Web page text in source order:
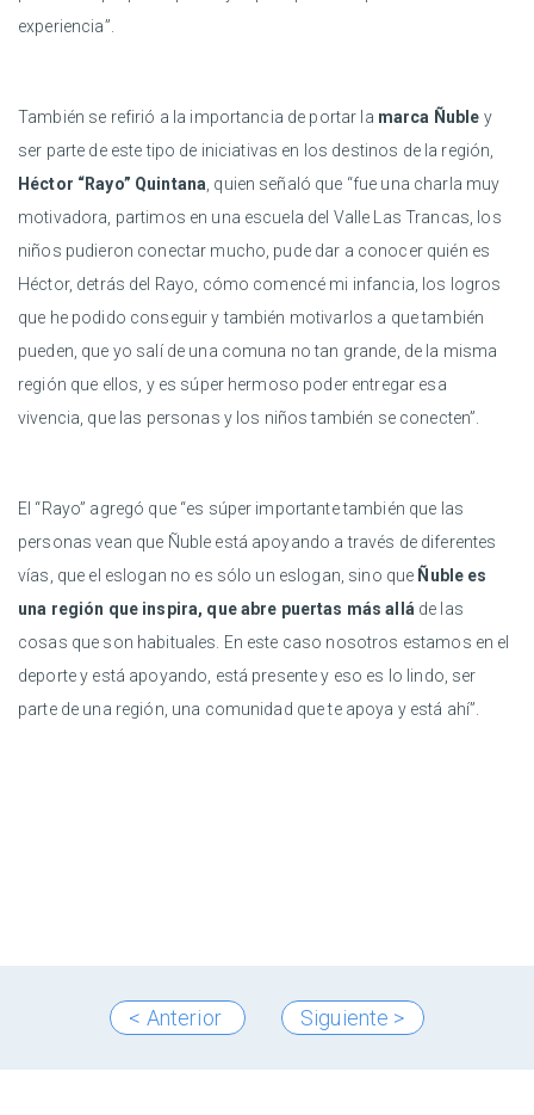
experiencia”.
También se refirió a la importancia de portar la marca Ñuble y
ser parte de este tipo de iniciativas en los destinos de la región,
Héctor “Rayo” Quintana , quien señaló que “fue una charla muy
motivadora, partimos en una escuela del Valle Las Trancas, los
niños pudieron conectar mucho, pude dar a conocer quién es
Héctor, detrás del Rayo, cómo comencé mi infancia, los logros
que he podido conseguir y también motivarlos a que también
pueden, que yo salí de una comuna no tan grande, de la misma
región que ellos, y es súper hermoso poder entregar esa
vivencia, que las personas y los niños también se conecten”.
El “Rayo” agregó que “es súper importante también que las
personas vean que Ñuble está apoyando a través de diferentes
vías, que el eslogan no es sólo un eslogan, sino que Ñuble es
una región que inspira, que abre puertas más allá de las
cosas que son habituales. En este caso nosotros estamos en el
deporte y está apoyando, está presente y eso es lo lindo, ser
parte de una región, una comunidad que te apoya y está ahí”.
< Anterior Siguiente >